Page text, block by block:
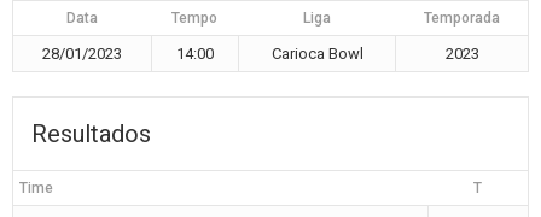
Data Tempo Liga Temporada
28/01/2023 14:00 Carioca Bowl 2023
Resultados
Time T